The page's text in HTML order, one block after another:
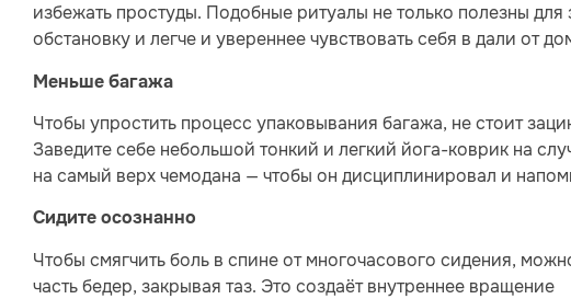
избежать простуды. Подобные ритуалы не только полезны
обстановку и легче и увереннее чувствовать себя в дали от
Меньше багажа
Чтобы упростить процесс упаковывания багажа, не стоит
Заведите себе небольшой тонкий и легкий йога-коврик на
на самый верх чемодана — чтобы он дисциплинировал и
Сидите осознанно
Чтобы смягчить боль в спине от многочасового сидения,
часть бедер, закрывая таз. Это создаёт внутреннее вращение